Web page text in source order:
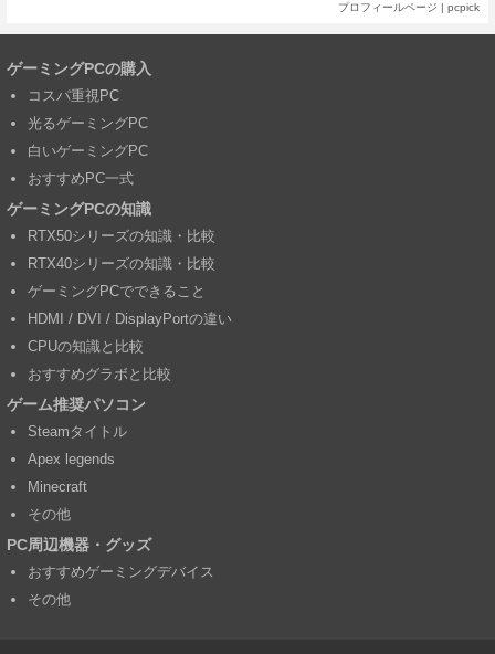
プロフィールページ | pcpick
ゲーミングPCの購入
コスパ重視PC
光るゲーミングPC
白いゲーミングPC
おすすめPC一式
ゲーミングPCの知識
RTX50シリーズの知識・比較
RTX40シリーズの知識・比較
ゲーミングPCでできること
HDMI / DVI / DisplayPortの違い
CPUの知識と比較
おすすめグラボと比較
ゲーム推奨パソコン
Steamタイトル
Apex legends
Minecraft
その他
PC周辺機器・グッズ
おすすめゲーミングデバイス
その他